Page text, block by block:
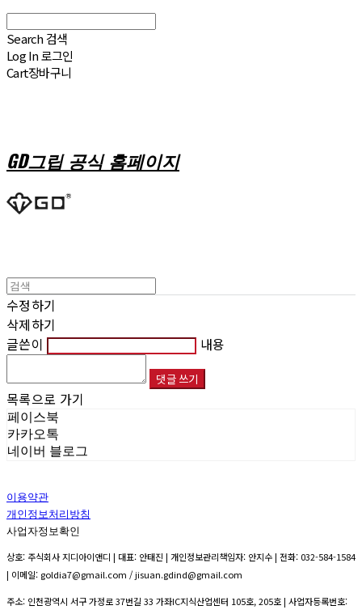
Search 검색
Log In로그인
Cart장바구니
GD그립 공식 홈페이지
수정하기
삭제하기
글쓴이
내용
댓글 쓰기
목록으로 가기
페이스북
카카오톡
네이버 블로그
이용약관
개인정보처리방침
사업자정보확인
상호: 주식회사 지디아이앤디 | 대표: 안태진 | 개인정보관리책임자: 안지수 | 전화: 032-584-1584
| 이메일: goldia7@gmail.com / jisuan.gdind@gmail.com
주소: 인천광역시 서구 가정로 37번길 33 가좌IC지식산업센터 105호, 205호 | 사업자등록번호: